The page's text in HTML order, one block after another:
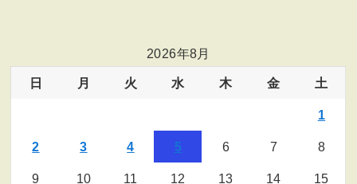
2026年8月
日 月 火 水 木 金 土
1
2 3 4 5 6 7 8
9 10 11 12 13 14 15